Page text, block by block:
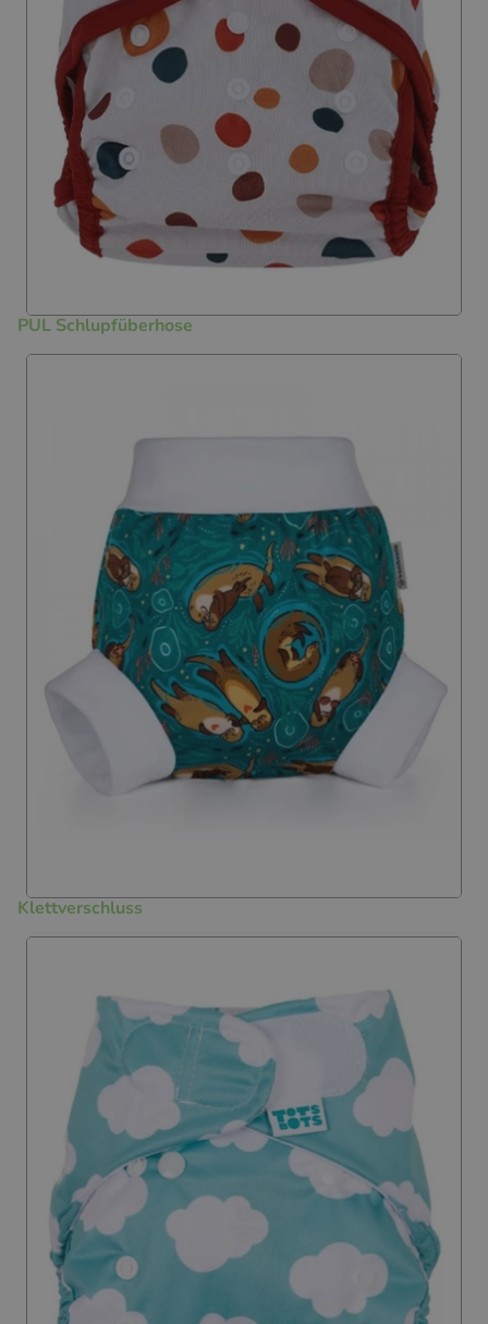
PUL Schlupfüberhose
Klettverschluss